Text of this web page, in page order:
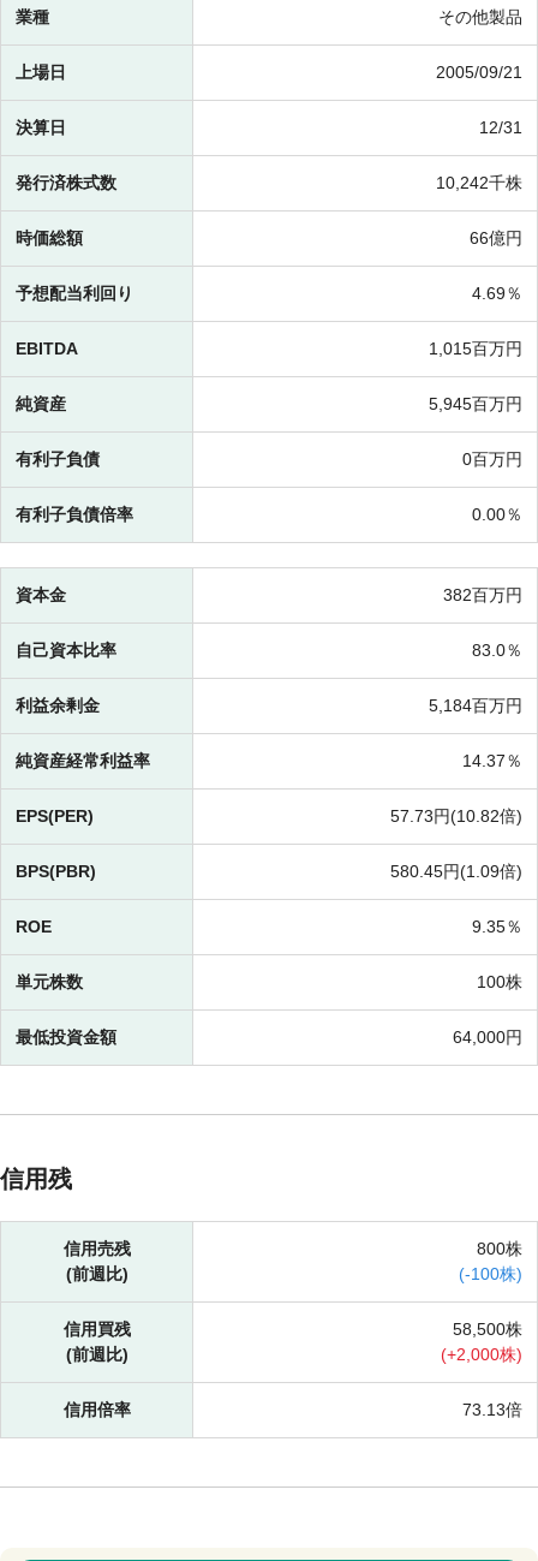
業種 その他製品
上場日 2005/09/21
決算日 12/31
発行済株式数 10,242千株
時価総額 66億円
予想配当利回り 4.69％
EBITDA 1,015百万円
純資産 5,945百万円
有利子負債 0百万円
有利子負債倍率 0.00％
資本金 382百万円
自己資本比率 83.0％
利益余剰金 5,184百万円
純資産経常利益率 14.37％
EPS(PER) 57.73円(10.82倍)
BPS(PBR) 580.45円(1.09倍)
ROE 9.35％
単元株数 100株
最低投資金額 64,000円
信用残
信用売残
(前週比)
800株
(-100株)
信用買残
(前週比)
58,500株
(+2,000株)
信用倍率 73.13倍